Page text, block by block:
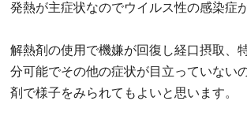
発熱が主症状なのでウイルス性の感染症
解熱剤の使用で機嫌が回復し経口摂取、
分可能でその他の症状が目立っていない
剤で様子をみられてもよいと思います。